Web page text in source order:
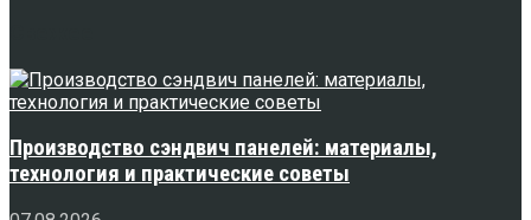
Производство сэндвич панелей: материалы,
технология и практические советы